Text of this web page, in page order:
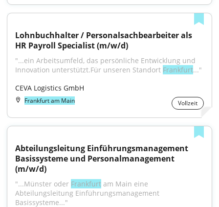
Lohnbuchhalter / Personalsachbearbeiter als
HR Payroll Specialist (m/w/d)
"...ein Arbeitsumfeld, das persönliche Entwicklung und
Innovation unterstützt.Für unseren Standort Frankfurt..."
CEVA Logistics GmbH
Frankfurt am Main Vollzeit
Abteilungsleitung Einführungsmanagement
Basissysteme und Personalmanagement
(m/w/d)
"...Münster oder Frankfurt am Main eine
Abteilungsleitung Einführungsmanagement
Basissysteme..."